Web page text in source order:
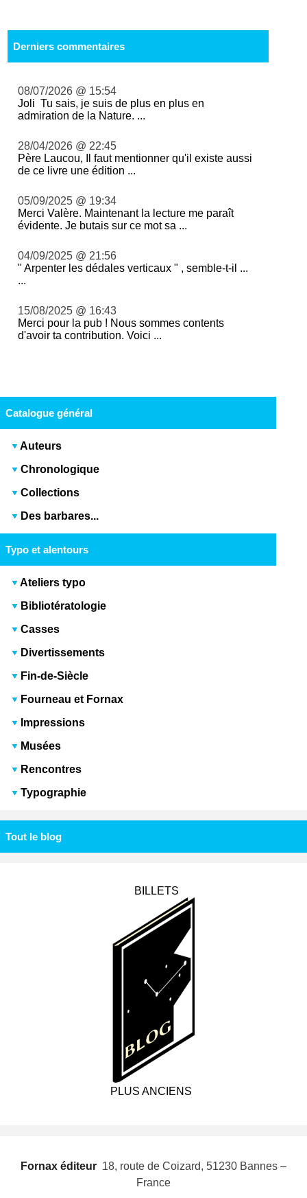
Derniers commentaires
08/07/2026 @ 15:54
Joli Tu sais, je suis de plus en plus en
admiration de la Nature. ...
28/04/2026 @ 22:45
Père Laucou, Il faut mentionner qu'il existe aussi
de ce livre une édition ...
05/09/2025 @ 19:34
Merci Valère. Maintenant la lecture me paraît
évidente. Je butais sur ce mot sa ...
04/09/2025 @ 21:56
" Arpenter les dédales verticaux " , semble-t-il ...
...
15/08/2025 @ 16:43
Merci pour la pub ! Nous sommes contents
d'avoir ta contribution. Voici ...
Catalogue général
Auteurs
Chronologique
Collections
Des barbares...
Typo et alentours
Ateliers typo
Bibliotératologie
Casses
Divertissements
Fin-de-Siècle
Fourneau et Fornax
Impressions
Musées
Rencontres
Typographie
Tout le blog
BILLETS
PLUS ANCIENS
Fornax éditeur  18, route de Coizard, 51230 Bannes –
France